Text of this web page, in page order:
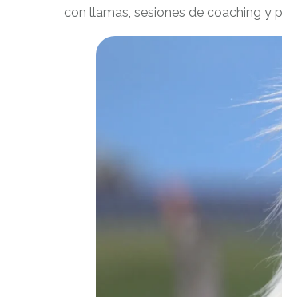
con llamas, sesiones de coaching y